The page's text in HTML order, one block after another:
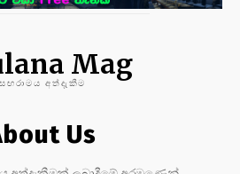
Mag
අත්දැකීම
Us